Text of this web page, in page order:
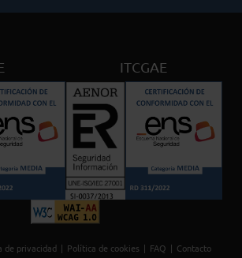
ITCGAE
de privacidad Política de cookies FAQ Contacto